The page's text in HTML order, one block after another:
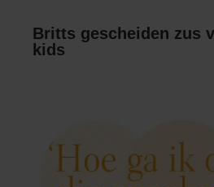
Britts gescheiden zus vergeet haar
kids